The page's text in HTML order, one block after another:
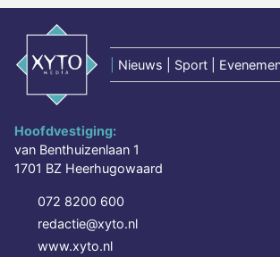
Nieuws | Sport |
Hoofdvestiging:
van Benthuizenlaan 1
1701 BZ Heerhugowaard
072 8200 600
redactie@xyto.nl
www.xyto.nl